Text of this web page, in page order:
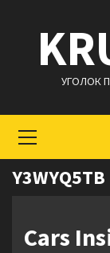
содержимому
УГОЛОК
меню
Y3WYQ5TB
Cars